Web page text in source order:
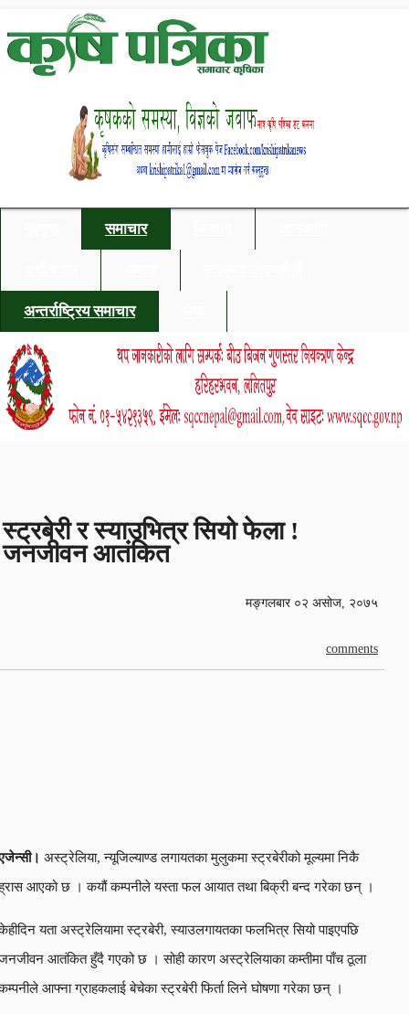
समाचार
अन्तर्राष्ट्रिय समाचार
स्ट्रबेरी र स्याउभित्र सियो फेला !
जनजीवन आतंकित
मङ्गलबार ०२ असोज, २०७५
comments
अस्ट्रेलिया, न्यूजिल्याण्ड लगायतका मुलुकमा स्ट्रबेरीको मूल्यमा निकै
आएको छ । कयौं कम्पनीले यस्ता फल आयात तथा बिक्री बन्द गरेका छन् ।
यता अस्ट्रेलियामा स्ट्रबेरी, स्याउलगायतका फलभित्र सियो पाइएपछि
आतंकित हुँदै गएको छ । सोही कारण अस्ट्रेलियाका कम्तीमा पाँच ठूला
आफ्ना ग्राहकलाई बेचेका स्ट्रबेरी फिर्ता लिने घोषणा गरेका छन् ।